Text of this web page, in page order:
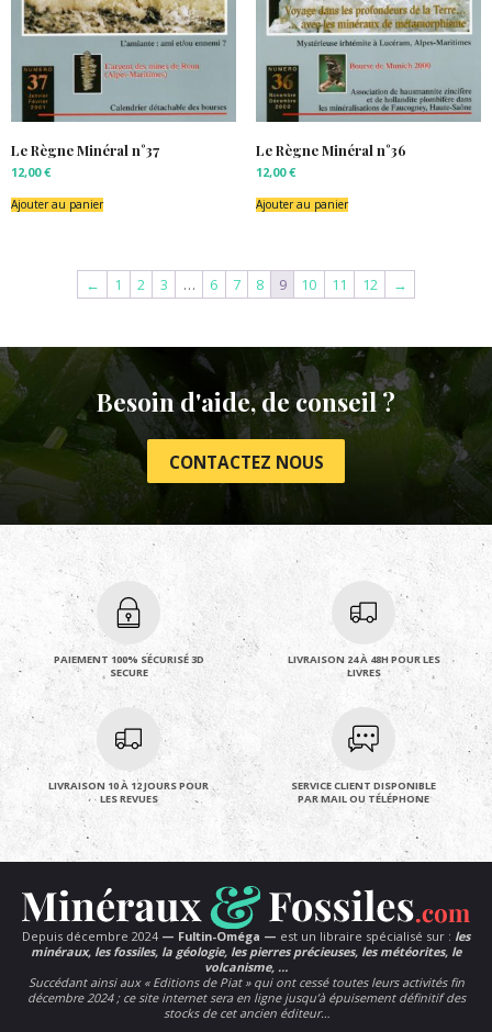
Le Règne Minéral n°37
12,00€
Ajouter au panier
Le Règne Minéral n°36
12,00€
Ajouter au panier
← 1 2 3 … 6 7 8 9 10 11 12 →
Besoin d'aide, de conseil ?
CONTACTEZ NOUS
PAIEMENT 100% SÉCURISÉ 3D
SECURE
LIVRAISON 24 À 48H POUR LES
LIVRES
LIVRAISON 10 À 12 JOURS POUR
LES REVUES
SERVICE CLIENT DISPONIBLE
PAR MAIL OU TÉLÉPHONE
Depuis décembre 2024 — Fultin-Oméga — est un libraire spécialisé sur : les
minéraux, les fossiles, la géologie, les pierres précieuses, les météorites, le
volcanisme, …
Succédant ainsi aux « Editions de Piat » qui ont cessé toutes leurs activités fin
décembre 2024 ; ce site internet sera en ligne jusqu’à épuisement définitif des
stocks de cet ancien éditeur…